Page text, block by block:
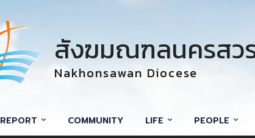
สังฆมณฑลนครสว
Nakhonsawan Diocese
REPORT COMMUNITY LIFE PEOPLE